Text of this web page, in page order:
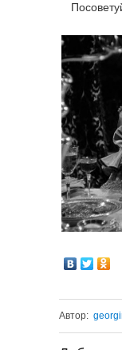
Автор: